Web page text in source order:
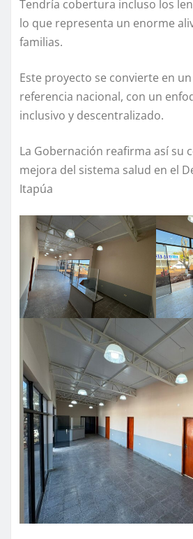
Tendría cobertura incluso los
lo que representa un enorme
familias.
Este proyecto se convierte en
referencia nacional, con un
inclusivo y descentralizado.
La Gobernación reafirma así su
mejora del sistema salud en el
Itapúa